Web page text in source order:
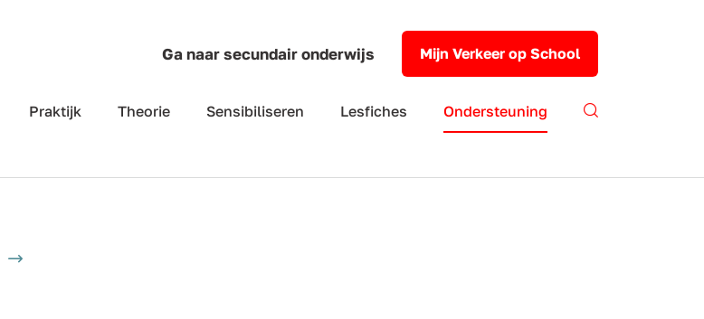
Ga naar secundair onderwijs Mijn Verkeer op School
Praktijk Theorie Sensibiliseren Lesfiches Ondersteuning